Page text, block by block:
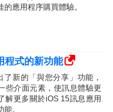
的應用程序購買體驗。
程式的新功能
了新的「與您分享」功能，
些介面元素，使訊息體驗更
解更多關於iOS 15訊息應用
。